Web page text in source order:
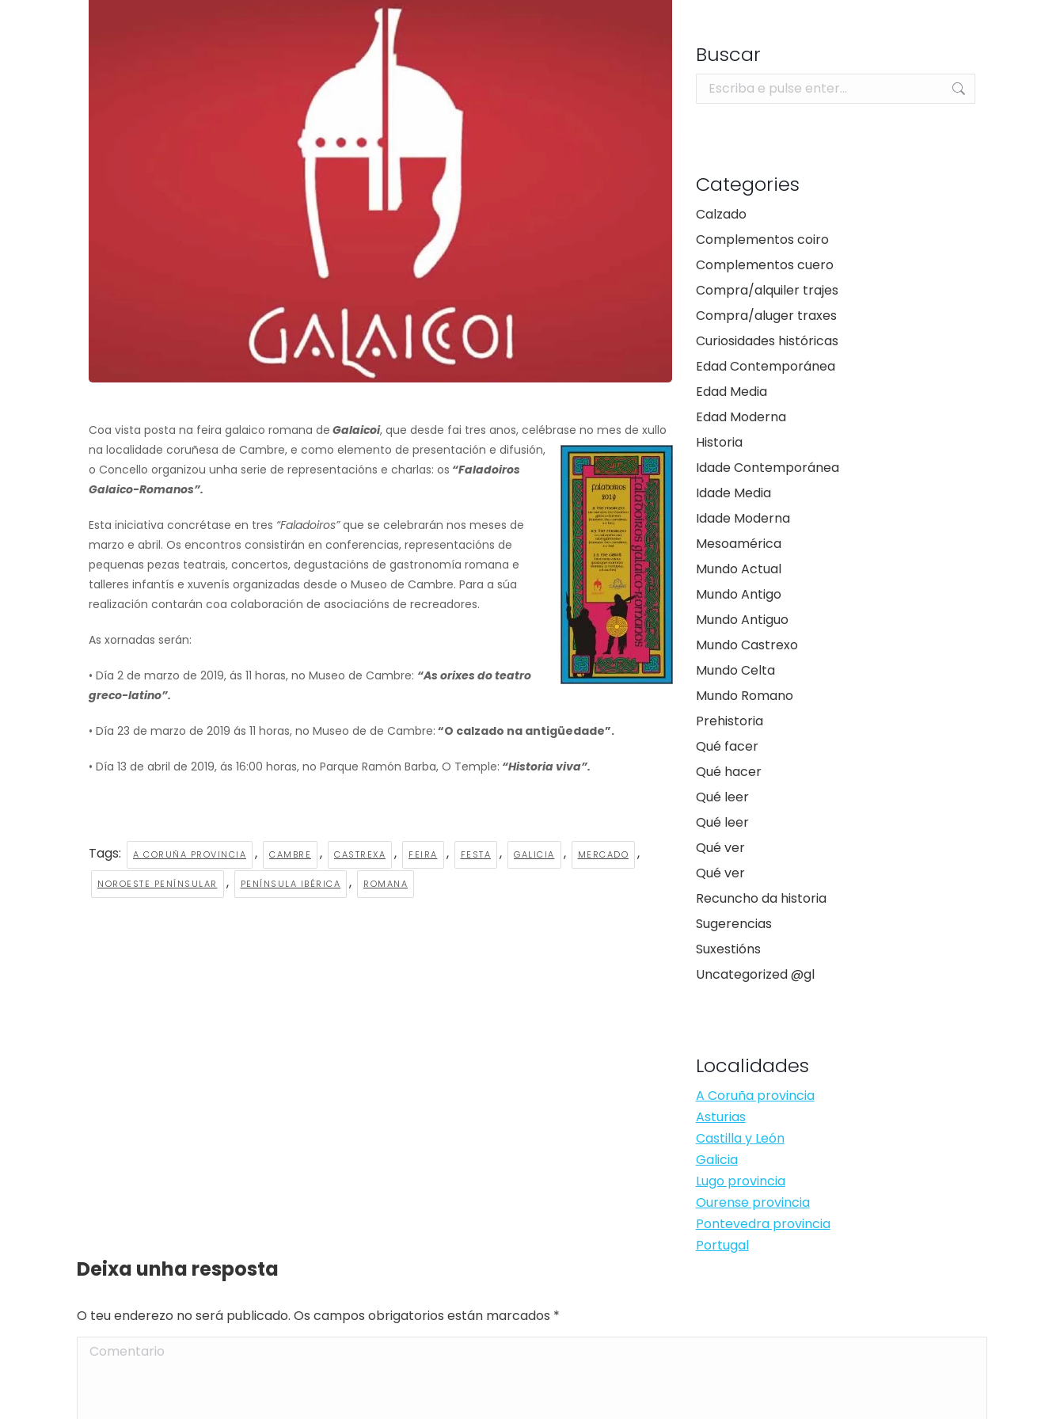
Coa vista posta na feira galaico romana de Galaicoi, que desde fai tres anos, celébrase no mes de xullo
na localidade coruñesa de Cambre, e como elemento de presentación e difusión,
o Concello organizou unha serie de representacións e charlas: os “Faladoiros
Galaico-Romanos”.
Esta iniciativa concrétase en tres “Faladoiros”que se celebrarán nos meses de
marzo e abril. Os encontros consistirán en conferencias, representacións de
pequenas pezas teatrais, concertos, degustacións de gastronomía romana e
talleres infantís e xuvenís organizadas desde o Museo de Cambre. Para a súa
realización contarán coa colaboración de asociacións de recreadores.
As xornadas serán:
• Día 2 de marzo de 2019, ás 11 horas, no Museo de Cambre: “As orixes do teatro
greco-latino”.
• Día 23 de marzo de 2019 ás 11 horas, no Museo de de Cambre: “O calzado na antigüedade”.
• Día 13 de abril de 2019, ás 16:00 horas, no Parque Ramón Barba, O Temple: “Historia viva”.
Tags: A CORUÑA PROVINCIA , CAMBRE , CASTREXA , FEIRA , FESTA , GALICIA , MERCADO ,
NOROESTE PENÍNSULAR , PENÍNSULA IBÉRICA , ROMANA
Buscar
Search:
Categories
Calzado
Complementos coiro
Complementos cuero
Compra/alquiler trajes
Compra/aluger traxes
Curiosidades históricas
Edad Contemporánea
Edad Media
Edad Moderna
Historia
Idade Contemporánea
Idade Media
Idade Moderna
Mesoamérica
Mundo Actual
Mundo Antigo
Mundo Antiguo
Mundo Castrexo
Mundo Celta
Mundo Romano
Prehistoria
Qué facer
Qué hacer
Qué leer
Qué leer
Qué ver
Qué ver
Recuncho da historia
Sugerencias
Suxestións
Uncategorized @gl
Localidades
A Coruña provincia
Asturias
Castilla y León
Galicia
Lugo provincia
Ourense provincia
Pontevedra provincia
Portugal
Deixa unha resposta
O teu enderezo no será publicado. Os campos obrigatorios están marcados *
Comentario